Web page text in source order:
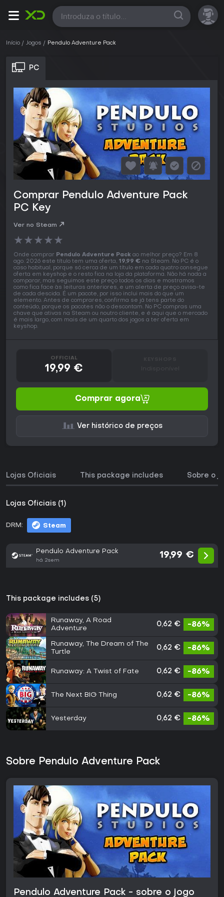
Todas
Início Jogos Pendulo Adventure Pack
PC
Comprar Pendulo Adventure Pack
PC Key
Ver no Steam
★★★★★
Onde comprar Pendulo Adventure Pack ao melhor preço? Em 8
ago. 2026 este título tem uma oferta, 19,99 € na Steam. No PC é o
caso habitual, porque só cerca de um título em cada quatro consegue
oferta em keyshop e o resto fica na loja da plataforma. Não há nada a
comparar, mas seguimos este preço todos os dias e mostramos
como fica face às leituras anteriores, e um alerta de preço avisa-te
de cada descida. É um pacote, por isso inclui mais do que um
elemento. Antes de comprares, confirma se já tens parte do
conteúdo, porque os pacotes não o descontam. No PC compras uma
chave que ativas na Steam ou noutro cliente, e é aqui que o mercado
é mais largo, com mais de um quarto dos jogos a ter oferta em
keyshop.
OFFICIAL
19,99 € Indisponível
Comprar agora
Ver histórico de preços
Lojas Oficiais This package includes Sobre o
Lojas Oficiais (1)
DRM: Steam
Pendulo Adventure Pack
há 2sem
19,99 €
This package includes (5)
Runaway, A Road
Adventure
0,62 € -86%
Runaway, The Dream of The
Turtle
0,62 € -86%
Runaway: A Twist of Fate 0,62 € -86%
The Next BIG Thing 0,62 € -86%
Yesterday 0,62 € -86%
Sobre Pendulo Adventure Pack
Pendulo Adventure Pack - sobre o jogo